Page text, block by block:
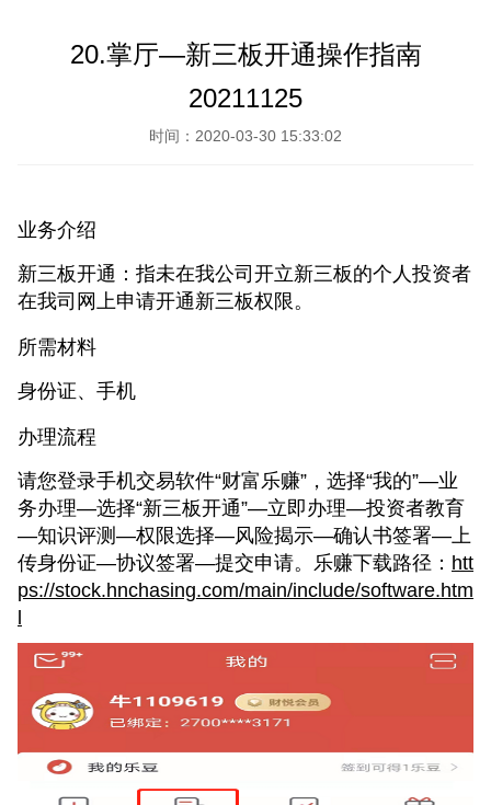
20.掌厅—新三板开通操作指南
20211125
时间：2020-03-30 15:33:02
业务介绍
新三板开通：指未在我公司开立新三板的个人投资者
在我司网上申请开通新三板权限。
所需材料
身份证、手机
办理流程
请您登录手机交易软件“财富乐赚”，选择“我的”—业
务办理—选择“新三板开通”—立即办理—投资者教育
—知识评测—权限选择—风险揭示—确认书签署—上
传身份证—协议签署—提交申请。乐赚下载路径： htt
ps://stock.hnchasing.com/main/include/software.htm